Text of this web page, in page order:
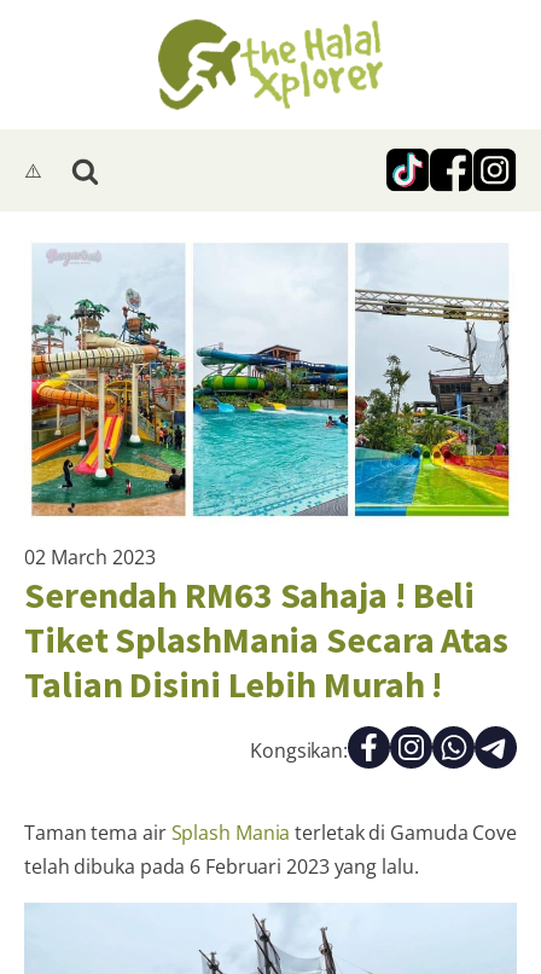
02 March 2023
Serendah RM63 Sahaja ! Beli
Tiket SplashMania Secara Atas
Talian Disini Lebih Murah !
Kongsikan:
Taman tema airSplash Mania terletak di Gamuda Cove
telah dibuka pada 6 Februari 2023 yang lalu.